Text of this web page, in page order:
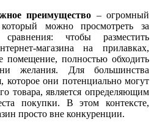
преимущество – огромный
можно просмотреть за
чтобы разместить
магазина на прилавках,
помещение, полностью обходить
желания. Для большинства
которое они потенциально могут
товара, является определяющим
покупки. В этом контексте,
просто вне конкуренции.